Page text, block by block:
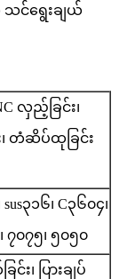
င်ရွေးချယ်
လှည့်ခြင်း၊
၊ တံဆိပ်ထုခြင်း
sus၃၁၆၊ C၃၆၀၄၊
၇၀၇၅၊ ၅၀၅၀
၊ ပြားချပ်